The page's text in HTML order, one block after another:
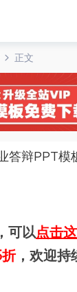
正文
答辩PPT模
可以点击
，欢迎持